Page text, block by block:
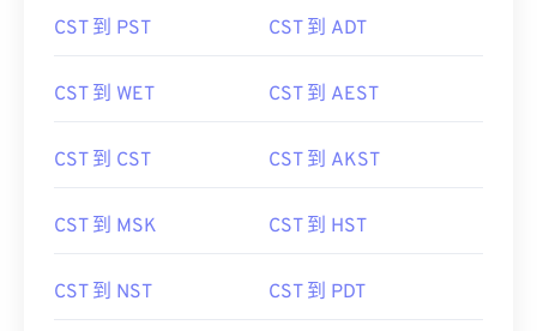
CST 到 PST CST 到 ADT
CST 到 WET CST 到 AEST
CST 到 CST CST 到 AKST
CST 到 MSK CST 到 HST
CST 到 NST CST 到 PDT